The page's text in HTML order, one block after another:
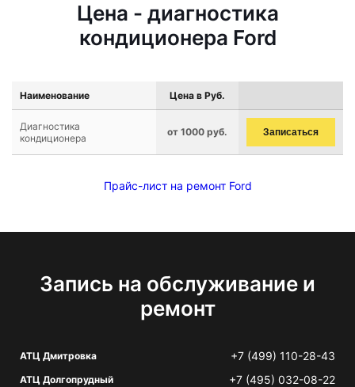
Цена - диагностика
кондиционера Ford
Наименование Цена в Руб.
Диагностика
кондиционера
от 1000 руб. Записаться
Прайс-лист на ремонт Ford
Запись на обслуживание и
ремонт
АТЦ Дмитровка +7 (499) 110-28-43
АТЦ Долгопрудный +7 (495) 032-08-22